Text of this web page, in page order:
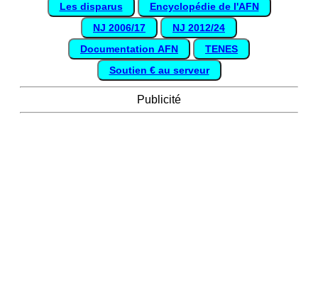
Les disparus
Encyclopédie de l'AFN
NJ 2006/17
NJ 2012/24
Documentation AFN
TENES
Soutien € au serveur
Publicité